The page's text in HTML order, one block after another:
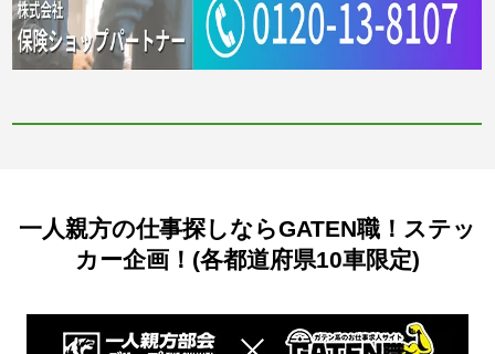
一人親方の仕事探しならGATEN職！ステッ
カー企画！(各都道府県10車限定)